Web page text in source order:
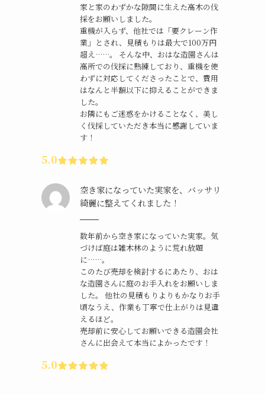
家と家のわずかな隙間に生えた高木の伐
採をお願いしました。
重機が入らず、他社では「要クレーン作
業」とされ、見積もりは最大で100万円
超え……。 そんな中、おはな造園さんは
高所での伐採に熟練しており、重機を使
わずに対応してくださったことで、費用
はなんと半額以下に抑えることができま
した。
お隣にもご迷惑をかけることなく、美し
く伐採していただき本当に感謝していま
す！
5.0
空き家になっていた実家を、バッサリ
綺麗に整えてくれました！
数年前から空き家になっていた実家。気
づけば庭は雑木林のように荒れ放題
に……。
このたび売却を検討するにあたり、おは
な造園さんに庭のお手入れをお願いしま
した。 他社の見積もりよりもかなりお手
頃なうえ、作業も丁寧で仕上がりは見違
えるほど。
売却前に安心してお願いできる造園会社
さんに出会えて本当によかったです！
5.0